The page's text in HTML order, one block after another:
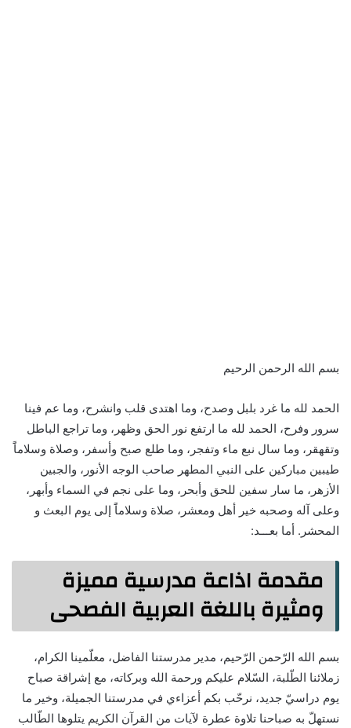
بسم الله الرحمن الرحيم
الحمد لله ما غرد بلبل وصدح، وما اهتدى قلب وانشرح، وما عم فينا
سرور وفرح، الحمد لله ما ارتفع نور الحق وظهر، وما تراجع الباطل
وتقهقر، وما سال نبع ماء وتفجر، وما طلع صبح وأسفر، وصلاة وسلاماًَ
طيبين مباركين على النبي المطهر صاحب الوجه الأنور، والجبين
الأزهر، ما سار سفين للحق وأبحر، وما على نجم في السماء وأبهر،
وعلى آله وصحبه خير أهل ومعشر، صلاة وسلاماًَ إلى يوم البعث و
المحشر. أما بعـــد:
مقدمة اذاعة مدرسية مميزة
ومثيرة باللغة العربية الفصحى
بسم الله الرّحمن الرّحيم، مدير مدرستنا الفاضل، معلّمينا الكرام،
زملائنا الطّلبة، السّلام عليكم ورحمة الله وبركاته، مع إشراقة صباح
يوم دراسيّ جديد، نرحّب بكم أعزاءي في مدرستنا الجميلة، وخير ما
نستهلّ به صباحنا تلاوة عطرة لآيات من القرآن الكريم يتلوها الطّالب